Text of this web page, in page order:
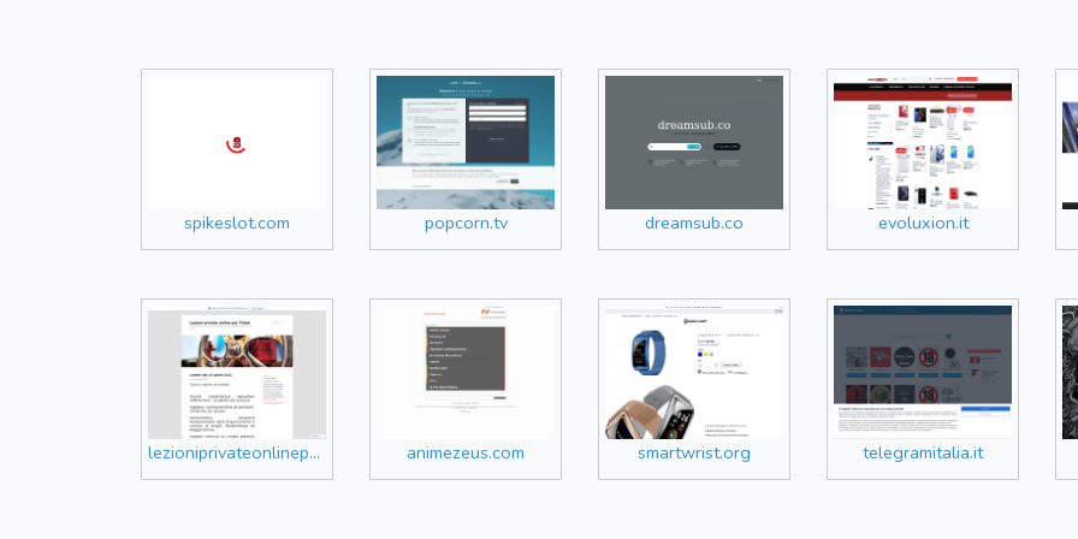
spikeslot.com popcorn.tv dreamsub.co evoluxion.it
lezioniprivateonlineperthiesi1.wordpress.com animezeus.com smartwrist.org telegramitalia.it